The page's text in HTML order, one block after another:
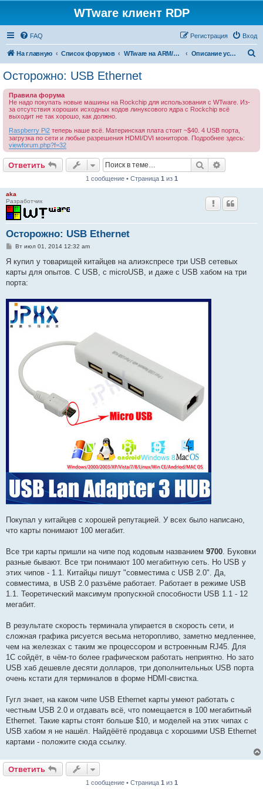
WTware клиент RDP
FAQ Вход
Регистрация
На главную Список форумов WTware на ARM/Rockchip - больше не работает Описание устройств. Микрокомпьютеры на процессорах ARM
Осторожно: USB Ethernet
Правила форума
Не надо покупать новые машины на Rockchip для использования с WTware. Из-
за отсутствия хороших исходных кодов линуксового ядра с Rockchip всё
выходит не так хорошо, как должно.
Raspberry Pi2 теперь наше всё. Материнская плата стоит ~$40. 4 USB порта,
загрузка по сети и любые разрешения HDMI/DVI мониторов. Подробнее здесь:
viewforum.php?f=32
Ответить Поиск
1 сообщение • Страница 1 из 1
aka
Разработчик
Осторожно: USB Ethernet
С
о
щ
е
н
е
Вт июл 01, 2014 12:32 am
Я купил у товарищей китайцев на алиэкспресе три USB сетевых
карты для опытов. С USB, с microUSB, и даже с USB хабом на три
порта:
Покупал у китайцев с хорошей репутацией. У всех было написано,
что карты понимают 100 мегабит.
Все три карты пришли на чипе под кодовым названием 9700. Буковки
разные бывают. Все три понимают 100 мегабитную сеть. Но USB у
этих чипов - 1.1. Китайцы пишут "совместима с USB 2.0". Да,
совместима, в USB 2.0 разъёме работает. Работает в режиме USB
1.1. Теоретический максимум пропускной способности USB 1.1 - 12
мегабит.
В результате скорость терминала упирается в скорость сети, и
сложная графика рисуется весьма неторопливо, заметно медленнее,
чем на железках с таким же процессором и встроенным RJ45. Для
1С сойдёт, в чём-то более графическом работать неприятно. Но зато
USB хаб дешевле десяти долларов, три дополнительных USB порта
очень кстати для терминалов в форме HDMI-свистка.
Гугл знает, на каком чипе USB Ethernet карты умеют работать с
честным USB 2.0 и отдавать всё, что помещается в 100 мегабитный
Ethernet. Такие карты стоят больше $10, и моделей на этих чипах с
USB хабом я не нашёл. Найдёётё продавца с хорошими USB Ethernet
картами - положите сюда ссылку.
Ответить
1 сообщение • Страница 1 из 1